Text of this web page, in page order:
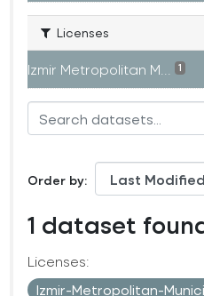
Licenses
Izmir Metropolitan M... 1
Order by
1 dataset
Licenses:
Izmir-Metropolitan-